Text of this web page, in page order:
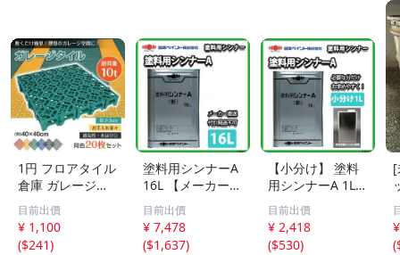
1円 フロアタイル
倉庫 ガレージタ
イル タイル ガレ
ージマット 床タ
イル ガレージ 床
目前出價
¥ 1,100
($241)
塗料用シンナーA
16L 【メーカー直
送便/代引不可】
日本ペイント 塗
料 Z03
目前出價
¥ 7,478
($1,637)
【小分け】 塗料
用シンナーA 1L
【メーカー直送
便/代引不可】 日
本ペイント 塗料
目前出價
¥ 2,418
($530)
[
(